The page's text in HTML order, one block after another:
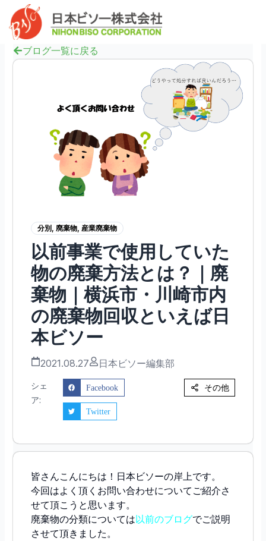
ブログ一覧に戻る
分別, 廃棄物, 産業廃棄物
以前事業で使用していた
物の廃棄方法とは？｜廃
棄物｜横浜市・川崎市内
の廃棄物回収といえば日
本ビソー
2021.08.27 日本ビソー編集部
シェ
ア:
Facebook
Twitter
その他
皆さんこんにちは！日本ビソーの岸上です。
今回はよく頂くお問い合わせについてご紹介さ
せて頂こうと思います。
廃棄物の分類については以前のブログでご説明
させて頂きました。